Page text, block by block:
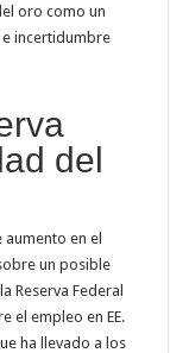
oro como un
incertidumbre
del
en el
un posible
Reserva Federal
el empleo en EE.
ha llevado a los